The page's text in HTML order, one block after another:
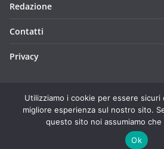
Redazione
Contatti
Privacy
Copyright © 2026SportMe NEWS.
di ThemeGrill.
Utilizziamo i cookie per essere sicuri
migliore esperienza sul nostro sito.
questo sito noi assumiamo
Ok